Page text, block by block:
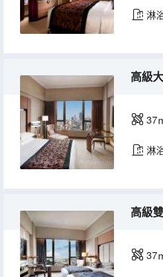
淋
高級
37
淋
高級
37